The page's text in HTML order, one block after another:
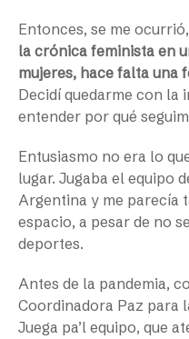
Entonces, se me
la crónica feminista en
mujeres, hace falta una
Decidí quedarme con la
entender por qué
Entusiasmo no era lo
lugar. Jugaba el equipo
Argentina y me parecía
espacio, a pesar de no
deportes.
Antes de la pandemia,
Coordinadora Paz para
Juega pa’l equipo, que